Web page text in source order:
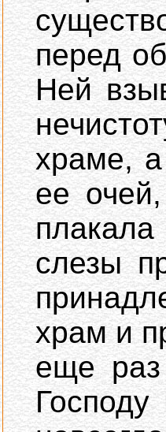
перед
Ней
храме,
ее
слезы
храм и
еще раз